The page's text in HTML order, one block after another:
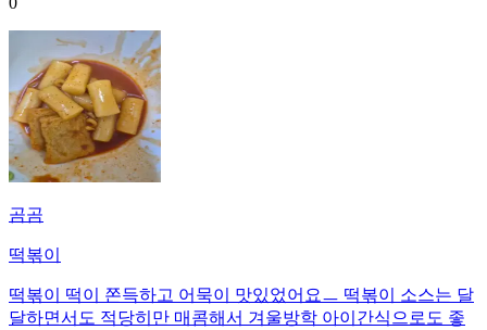
곰곰
떡볶이
떡볶이 떡이 쫀득하고 어묵이 맛있었어요ㅡ 떡볶이 소스는 달
달하면서도 적당히만 매콤해서 겨울방학 아이간식으로도 좋